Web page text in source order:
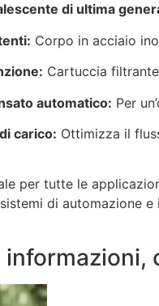
di ultima
Corpo in acciaio
Cartuccia
automatico: Per
carico: Ottimizza il
per tutte le
di automazione